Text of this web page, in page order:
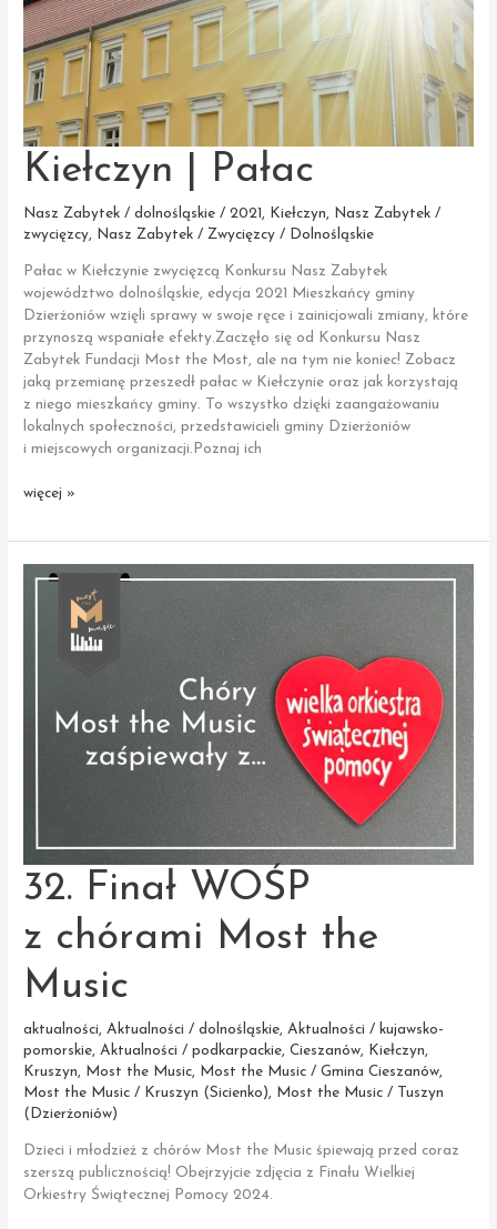
Kiełczyn | Pałac
Nasz Zabytek / dolnośląskie / 2021 , Kiełczyn,
Nasz Zabytek /
zwycięzcy, Nasz Zabytek / Zwycięzcy / Dolnośląskie
Pałac w Kiełczynie zwycięzcą Konkursu Nasz Zabytek
województwo dolnośląskie, edycja 2021 Mieszkańcy gminy
Dzierżoniów wzięli sprawy w swoje ręce i zainicjowali zmiany, które
przynoszą wspaniałe efekty.Zaczęło się od Konkursu Nasz
Zabytek Fundacji Most the Most, ale na tym nie koniec! Zobacz
jaką przemianę przeszedł pałac w Kiełczynie oraz jak korzystają
z niego mieszkańcy gminy. To wszystko dzięki zaangażowaniu
lokalnych społeczności, przedstawicieli gminy Dzierżoniów
i miejscowych organizacji.Poznaj ich
Kiełczyn
więcej »
32. Finał WOŚP
z chórami Most the
Music
aktualności,Aktualności / dolnośląskie,Aktualności / kujawsko-
pomorskie,Aktualności / podkarpackie,Cieszanów, Kiełczyn,
Kruszyn, Most the Music, Most the Music / Gmina Cieszanów,
Most the Music / Kruszyn (Sicienko),
Most the Music / Tuszyn
(Dzierżoniów)
Dzieci i młodzież z chórów Most the Music śpiewają przed coraz
szerszą publicznością! Obejrzyjcie zdjęcia z Finału Wielkiej
Orkiestry Świątecznej Pomocy 2024.